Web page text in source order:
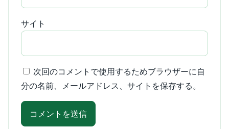
サイト
次回のコメントで使用するためブラウザーに自
分の名前、メールアドレス、サイトを保存する。